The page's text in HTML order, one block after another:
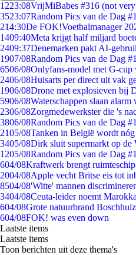
1223:08VrijMiBabes #316 (not
3523:07Random Pics van de Dag
214:30De FOK!Voetbalmanager
1409:40Meta krijgt half miljard
2409:37Denemarken pakt AI-
1907/08Random Pics van de Dag
6506/08Onlyfans-model met G-cup
2406/08Huisarts per direct uit vak
1906/08Drone met explosieven bij
5906/08Waterschappen slaan alarm
2306/08Zorgmedewerkster die 's
3806/08Random Pics van de Dag
2105/08Tanken in België wordt
3405/08Dirk sluit supermarkt op de
1205/08Random Pics van de Dag
604/08Kraftwerk brengt
2004/08Apple vecht Britse eis tot
8504/08'Witte' mannen
3404/08Ceuta-leider noemt
604/08Grote natuurbrand
604/08FOK! was even down
Laatste items
Laatste items
Toon berichten uit deze thema's